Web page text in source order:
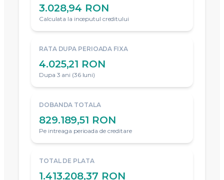
3.028,94 RON
Calculata la inceputul creditului
RATA DUPA PERIOADA FIXA
4.025,21 RON
Dupa 3 ani (36 luni)
DOBANDA TOTALA
829.189,51 RON
Pe intreaga perioada de creditare
TOTAL DE PLATA
1.413.208,37 RON